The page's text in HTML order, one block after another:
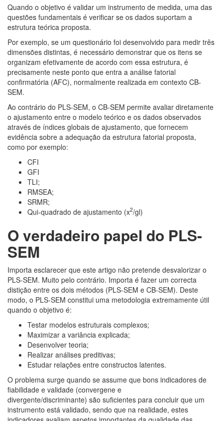
Quando o objetivo é validar um instrumento de medida, uma das
questões fundamentais é verificar se os dados suportam a
estrutura teórica proposta.
Por exemplo, se um questionário foi desenvolvido para medir três
dimensões distintas, é necessário demonstrar que os itens se
organizam efetivamente de acordo com essa estrutura, é
precisamente neste ponto que entra a análise fatorial
confirmatória (AFC), normalmente realizada em contexto CB-
SEM.
Ao contrário do PLS-SEM, o CB-SEM permite avaliar diretamente
o ajustamento entre o modelo teórico e os dados observados
através de índices globais de ajustamento, que fornecem
evidência sobre a adequação da estrutura fatorial proposta,
como por exemplo:
CFI
GFI
TLI;
RMSEA;
SRMR;
Qui-quadrado de ajustamento (x2/gl)
O verdadeiro papel do PLS-
SEM
Importa esclarecer que este artigo não pretende desvalorizar o
PLS-SEM. Muito pelo contrário. Importa é fazer um correcta
distição entre os dois métodos (PLS-SEM e CB-SEM). Deste
modo, o PLS-SEM constitui uma metodologia extremamente útil
quando o objetivo é:
Testar modelos estruturais complexos;
Maximizar a variância explicada;
Desenvolver teoria;
Realizar análises preditivas;
Estudar relações entre constructos latentes.
O problema surge quando se assume que bons indicadores de
fiabilidade e validade (convergene e
divergente/discriminante) são suficientes para concluir que um
instrumento está validado, sendo que na realidade, estes